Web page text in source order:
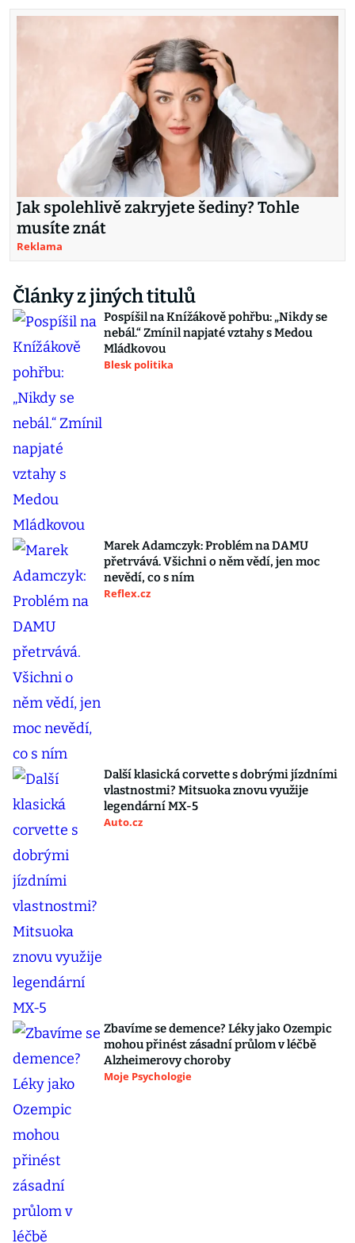
Jak spolehlivě zakryjete šediny? Tohle
musíte znát
Reklama
Články z jiných titulů
Pospíšil na Knížákově pohřbu: „Nikdy se
nebál.“ Zmínil napjaté vztahy s Medou
Mládkovou
Blesk politika
Marek Adamczyk: Problém na DAMU
přetrvává. Všichni o něm vědí, jen moc
nevědí, co s ním
Reflex.cz
Další klasická corvette s dobrými jízdními
vlastnostmi? Mitsuoka znovu využije
legendární MX-5
Auto.cz
Zbavíme se demence? Léky jako Ozempic
mohou přinést zásadní průlom v léčbě
Alzheimerovy choroby
Moje Psychologie